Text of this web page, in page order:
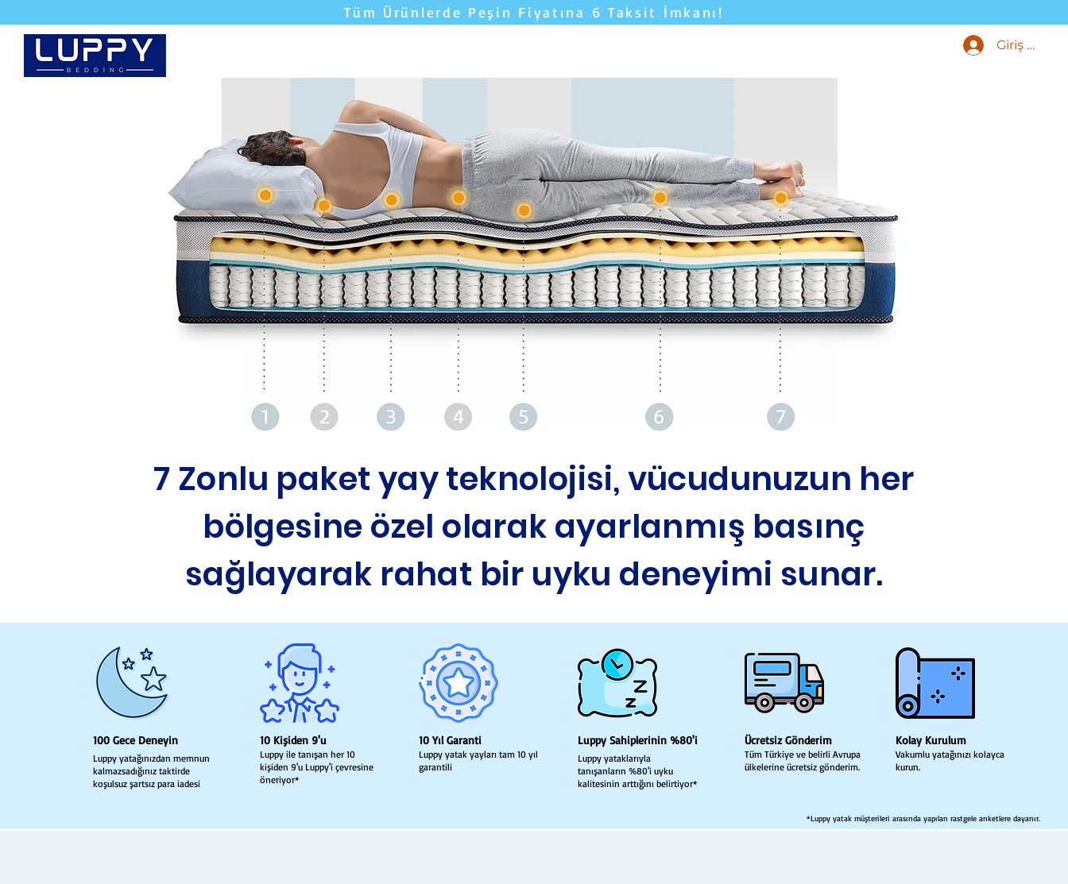
Tüm Ürünlerde Peşin Fiyatına 6 Taksit İmkanı!
Giriş Yap
7 Zonlu paket yay teknolojisi, vücudunuzun her
bölgesine özel olarak ayarlanmış basınç
sağlayarak rahat bir uyku deneyimi sunar.
100 Gece Deneyin
Luppy yatağınızdan memnun
kalmazsadığınız taktirde
koşulsuz şartsız para iadesi
10 Kişiden 9'u
Luppy ile tanışan her 10
kişiden 9'u Luppy'i çevresine
öneriyor*
10 Yıl Garanti
Luppy yatak yayları tam 10 yıl
garantili
Luppy Sahiplerinin %80'i
Luppy yataklarıyla
tanışanların %80'i uyku
kalitesinin arttığını belirtiyor*
Ücretsiz Gönderim
Tüm Türkiye ve belirli Avrupa
ülkelerine ücretsiz gönderim.
Kolay Kurulum
Vakumlu yatağınızı kolayca
kurun.
*Luppy yatak müşterileri arasında yapılan rastgele anketlere dayanır.